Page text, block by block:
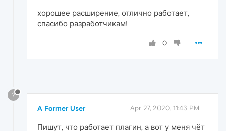
хорошее расширение, отлично работает,
спасибо разработчикам!
0
?
A Former User Apr 27, 2020, 11:43 PM
Пишут, что работает плагин, а вот у меня чёт